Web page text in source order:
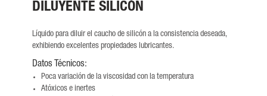
DILUYENTE SILICÓN
Líquido para diluir el caucho de silicón a la consistencia deseada,
exhibiendo excelentes propiedades lubricantes.
Datos Técnicos:
Poca variación de la viscosidad con la temperatura
Atóxicos e inertes